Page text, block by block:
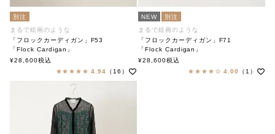
別注
まるで絵画のような
「フロックカーディガン」F53
「Flock Cardigan」
soutiencollar（ステンカラー）
¥28,600税込
4.94
（16）
NEW
別注
まるで絵画のような
「フロックカーディガン」F71
「Flock Cardigan」
soutiencollar（ステンカラー）
¥28,600税込
4.00
（1）